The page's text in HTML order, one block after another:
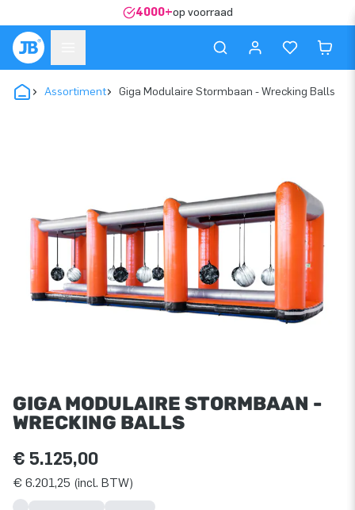
4000+op voorraad
Assortiment Giga Modulaire Stormbaan - Wrecking Balls
GIGA MODULAIRE STORMBAAN -
WRECKING BALLS
€ 5.125,00
€ 6.201,25 (incl. BTW)